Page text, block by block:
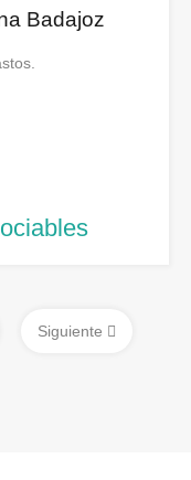
Badajoz
Siguiente